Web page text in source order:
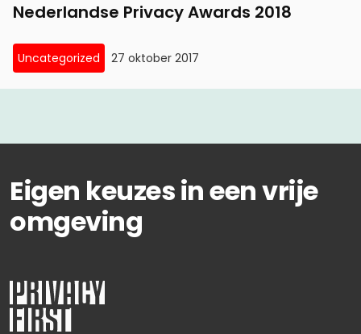
Nederlandse Privacy Awards 2018
Uncategorized 27 oktober 2017
Eigen keuzes in een vrije
omgeving